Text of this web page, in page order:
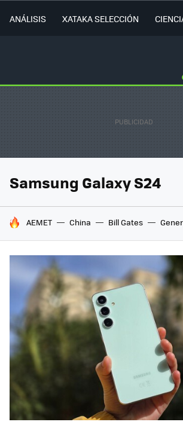
ANÁLISIS XATAKA SELECCIÓN
Samsung Galaxy S24
HOY SE HABLA DE
AEMET China Bill Gates